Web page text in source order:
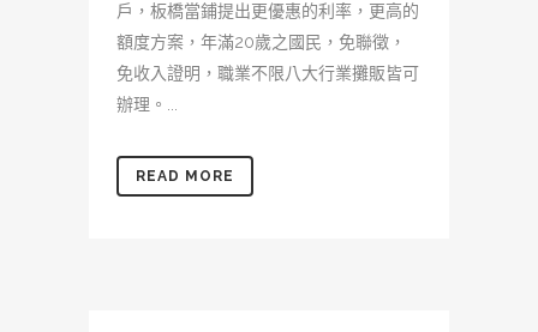
戶，板橋當鋪提出更優惠的利率，更高的
額度方案，年滿20歲之國民，免聯徵，
免收入證明，職業不限八大行業攤販皆可
辦理。...
READ MORE